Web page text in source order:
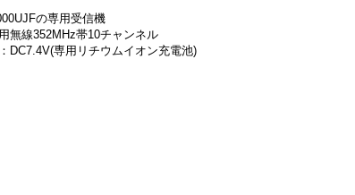
の専用受信機
無線352MHz帯10チャンネル
DC7.4V(専用リチウムイオン充電池)